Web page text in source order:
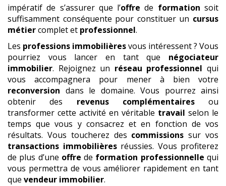
impératif de s’assurer que l’offre de formation soit
suffisamment conséquente pour constituer un cursus
métiercomplet et professionnel.
Les professions immobilièresvous intéressent ? Vous
pourriez vous lancer en tant que négociateur
immobilier. Rejoignez un réseau professionnel qui
vous accompagnera pour mener à bien votre
reconversion dans le domaine. Vous pourrez ainsi
obtenir des revenus complémentairesou
transformer cette activité en véritable travail selon le
temps que vous y consacrez et en fonction de vos
résultats. Vous toucherez des commissions sur vos
transactions immobilièresréussies. Vous profiterez
de plus d’une offre de formation professionnelle qui
vous permettra de vous améliorer rapidement en tant
que vendeur immobilier.